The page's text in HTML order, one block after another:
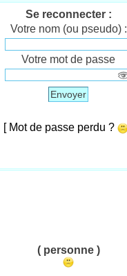
Se reconnecter :
Votre nom (ou pseudo) :
Votre mot de passe
Envoyer
[ Mot de passe perdu ?
( personne )